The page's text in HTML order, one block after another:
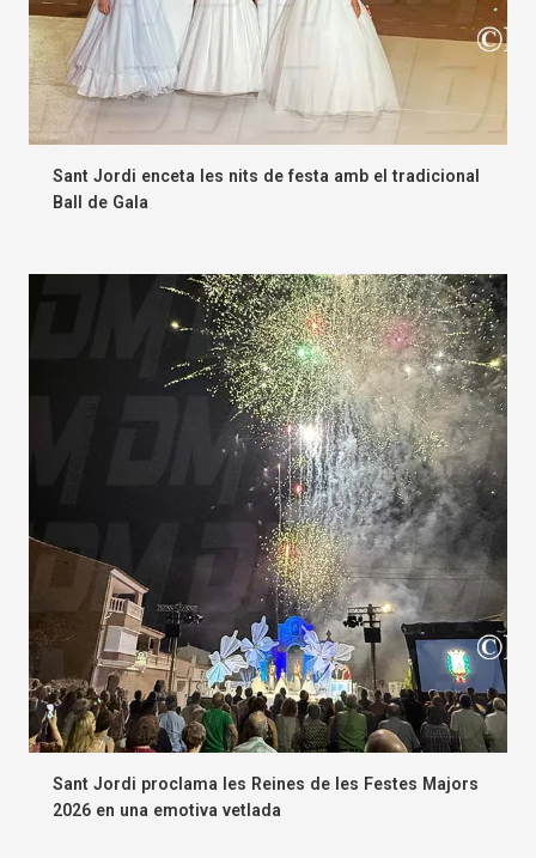
Sant Jordi enceta les nits de festa amb el tradicional
Ball de Gala
Sant Jordi proclama les Reines de les Festes Majors
2026 en una emotiva vetlada